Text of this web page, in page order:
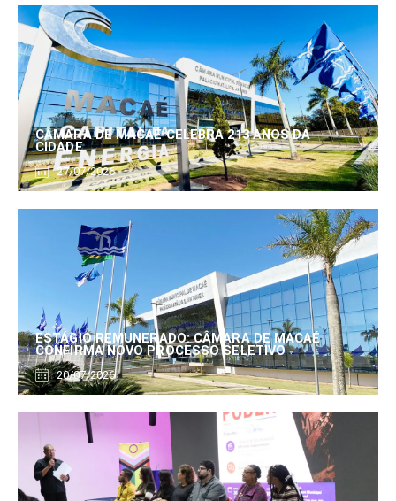
CÂMARA DE MACAÉ CELEBRA 213 ANOS DA
CIDADE
27/07/2026
ESTÁGIO REMUNERADO: CÂMARA DE MACAÉ
CONFIRMA NOVO PROCESSO SELETIVO
20/07/2026